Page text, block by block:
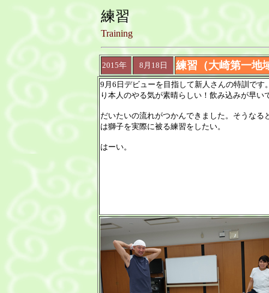
練習
Training
2015年 8月18日 練習（大崎第一地
9月6日デビューを目指して新人さんの特訓です
り本人のやる気が素晴らしい！飲み込みが早い
だいたいの流れがつかんできました。そうなる
は獅子を実際に被る練習をしたい。
はーい。